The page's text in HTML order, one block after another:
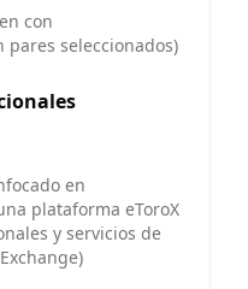
con
pares seleccionados)
en
plataforma eToroX
y servicios de